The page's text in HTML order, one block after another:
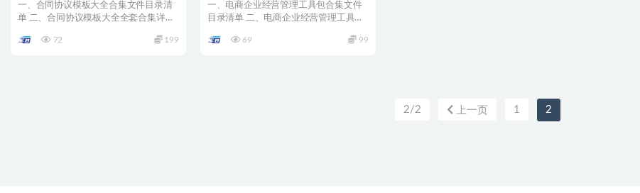
一、合同协议模板大全合集文件目录清
单 二、合同协议模板大全全套合集详情
72
199
一、电商企业经营管理工具包合集文件
目录清单 二、电商企业经营管理工具包
69
99
2/2 上一页 1 2